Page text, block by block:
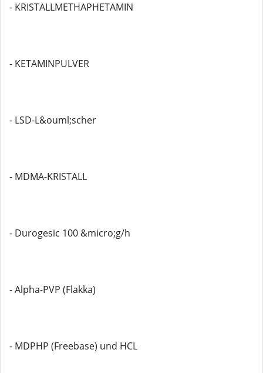
- KRISTALLMETHAPHETAMIN
- KETAMINPULVER
- LSD-L&ouml;scher
- MDMA-KRISTALL
- Durogesic 100 &micro;g/h
- Alpha-PVP (Flakka)
- MDPHP (Freebase) und HCL